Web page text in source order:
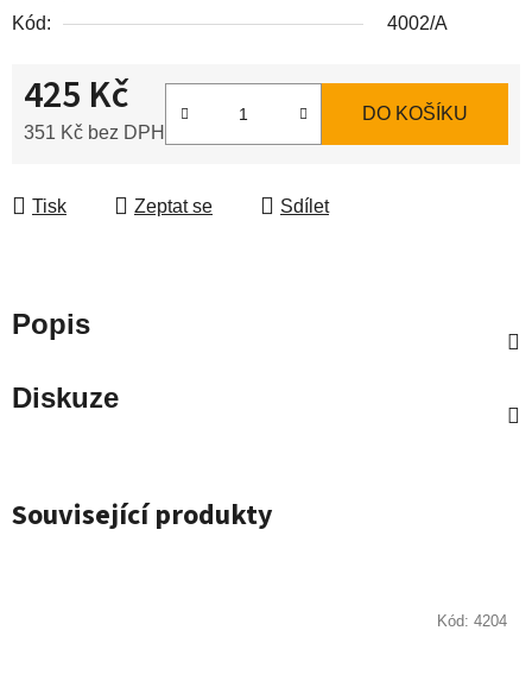
Kód:
4002/A
425 Kč
351 Kč bez DPH
DO KOŠÍKU
Tisk Zeptat se Sdílet
Popis
Diskuze
Související produkty
Kód: 4204